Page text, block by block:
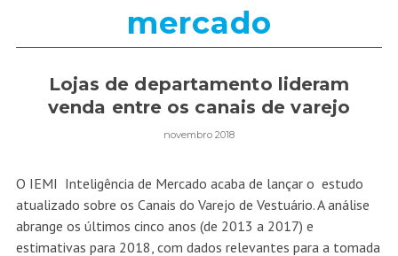
mercado
Lojas de departamento lideram
venda entre os canais de varejo
novembro 2018
O IEMI Inteligência de Mercado acaba de lançar o estudo
atualizado sobre os Canais do Varejo de Vestuário. A análise
abrange os últimos cinco anos (de 2013 a 2017) e
estimativas para 2018, com dados relevantes para a tomada